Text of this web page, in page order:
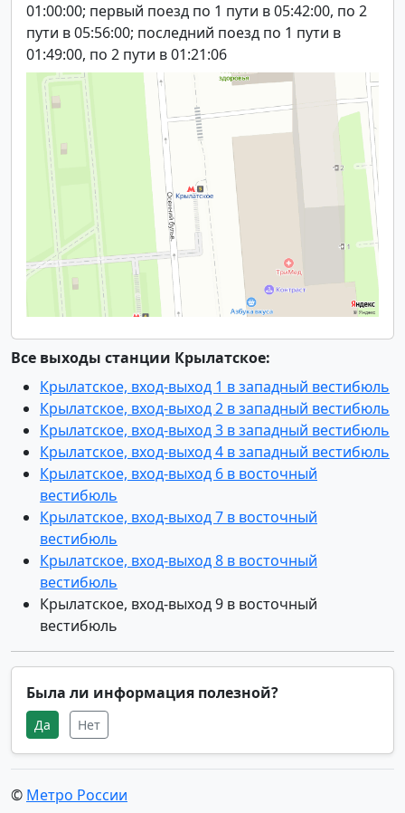
01:00:00; первый поезд по 1 пути в 05:42:00, по 2
пути в 05:56:00; последний поезд по 1 пути в
01:49:00, по 2 пути в 01:21:06
Все выходы станции Крылатское:
Крылатское, вход-выход 1 в западный вестибюль
Крылатское, вход-выход 2 в западный вестибюль
Крылатское, вход-выход 3 в западный вестибюль
Крылатское, вход-выход 4 в западный вестибюль
Крылатское, вход-выход 6 в восточный
вестибюль
Крылатское, вход-выход 7 в восточный
вестибюль
Крылатское, вход-выход 8 в восточный
вестибюль
Крылатское, вход-выход 9 в восточный
вестибюль
Была ли информация полезной?
Да Нет
© Метро России